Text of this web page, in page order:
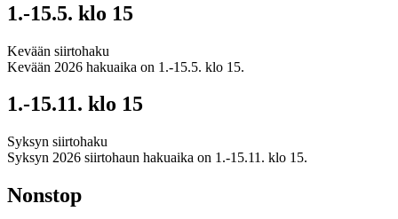
1.-15.5. klo 15
Kevään siirtohaku
Kevään 2026 hakuaika on 1.-15.5. klo 15.
1.-15.11. klo 15
Syksyn siirtohaku
Syksyn 2026 siirtohaun hakuaika on 1.-15.11. klo 15.
Nonstop